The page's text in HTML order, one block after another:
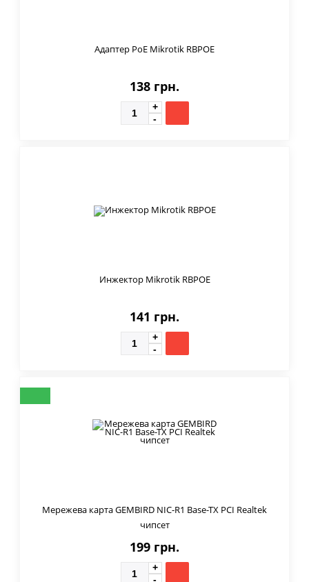
Адаптер PoE Mikrotik RBPOE
138 грн.
Инжектор Mikrotik RBPOE
141 грн.
Мережева карта GEMBIRD NIC-R1 Base-TX PCI Realtek
чипсет
199 грн.